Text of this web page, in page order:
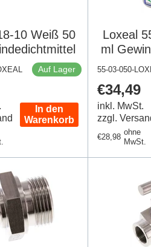
10 Weiß 50
Auf Lager
In den
Warenkorb
Loxeal
ml
55-03-050-
Preis
€34,49
inkl. MwSt.
zzgl.
Regulärer
€28,98
ohne
MwSt.